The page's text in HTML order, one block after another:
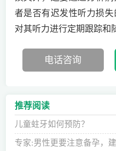
者是否有迟发性听力损
对其听力进行定期跟踪和
电话咨询
推荐阅读
儿童蛀牙如何预防？
专家:男性更要注意备孕，